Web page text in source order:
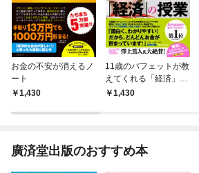
お金の不安が消えるノ
ート
1,430
11歳のバフェットが教
えてくれる「経済」の
授業1,430
廣済堂出版のおすすめ本